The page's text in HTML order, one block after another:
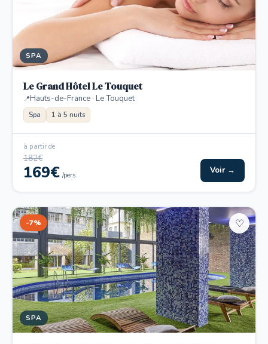
SPA
Le Grand Hôtel Le Touquet
Hauts-de-France · Le Touquet
Spa 1 à 5 nuits
à partir de
182€
169€ /pers. Voir →
-7%
SPA
♡